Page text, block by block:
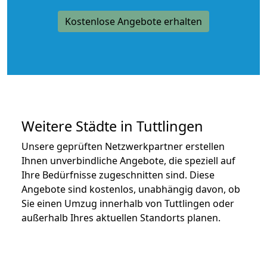
Kostenlose Angebote erhalten
Weitere Städte in Tuttlingen
Unsere geprüften Netzwerkpartner erstellen
Ihnen unverbindliche Angebote, die speziell auf
Ihre Bedürfnisse zugeschnitten sind. Diese
Angebote sind kostenlos, unabhängig davon, ob
Sie einen Umzug innerhalb von Tuttlingen oder
außerhalb Ihres aktuellen Standorts planen.